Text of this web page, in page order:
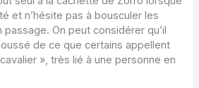
et n’hésite pas à bousculer les
On peut considérer qu’il
de ce que certains appellent
», très lié à une personne en